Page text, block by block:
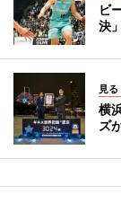
ビ
決
見
横
ズ